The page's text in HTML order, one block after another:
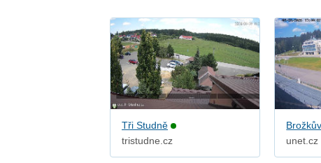
Tři Studně
tristudne.cz
unet.cz